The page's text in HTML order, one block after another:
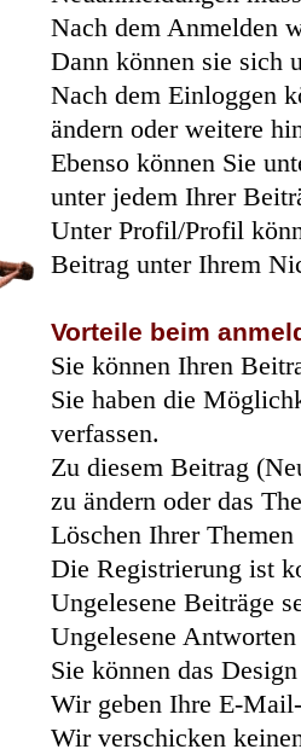
Nach dem Anmelden
Dann können sie sich
Nach dem Einloggen
ändern oder weitere
Ebenso können Sie
unter jedem Ihrer
Unter Profil/Profil
Beitrag unter Ihrem
Vorteile beim
Sie können Ihren
Sie haben die
verfassen.
Zu diesem Beitrag
zu ändern oder das
Löschen Ihrer
Die Registrierung ist
Ungelesene Beiträge
Ungelesene
Sie können das
Wir geben Ihre E-
Wir verschicken